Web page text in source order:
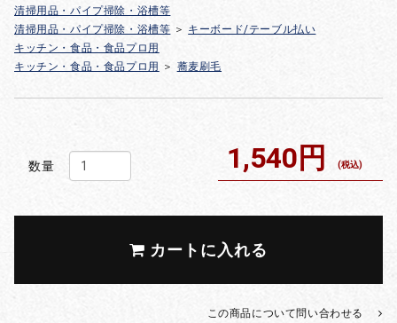
清掃用品・パイプ掃除・浴槽等
清掃用品・パイプ掃除・浴槽等 ＞ キーボード/テーブル払い
キッチン・食品・食品プロ用
キッチン・食品・食品プロ用
＞ 蕎麦刷毛
数量 1,540円 (税込)
カートに入れる
この商品について問い合わせる